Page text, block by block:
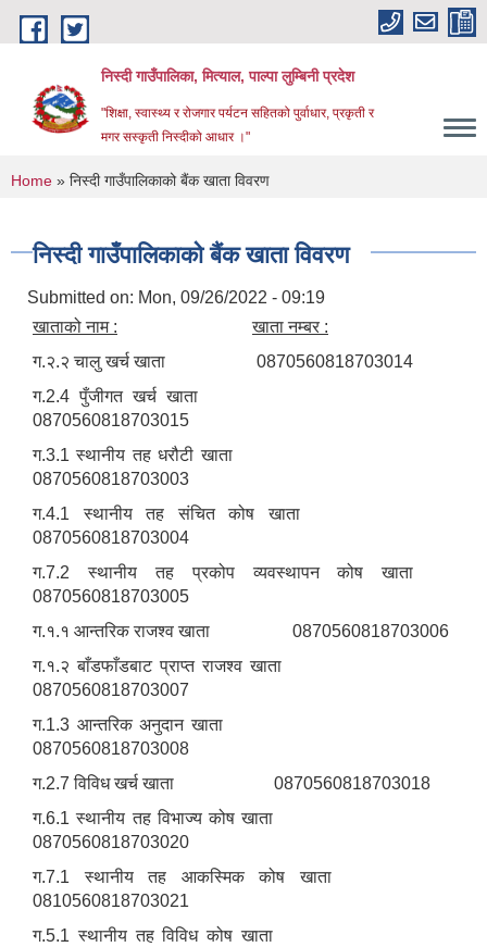
Skip to main content
निस्दी गाउँपालिका, मित्याल, पाल्पा लुम्बिनी प्रदेश
"शिक्षा, स्वास्थ्य र रोजगार पर्यटन सहितको पुर्वाधार, प्रकृती र
मगर सस्कृती निस्दीको आधार ।"
You are here
Home » निस्दी गाउँपालिकाको बैंक खाता विवरण
निस्दी गाउँपालिकाको बैंक खाता विवरण
Submitted on: Mon, 09/26/2022 - 09:19
खाताको नाम : खाता नम्बर :
ग.२.२ चालु खर्च खाता 0870560818703014
ग.2.4 पुँजीगत खर्च खाता
0870560818703015
ग.3.1 स्थानीय तह धरौटी खाता
0870560818703003
ग.4.1 स्थानीय तह संचित कोष खाता
0870560818703004
ग.7.2 स्थानीय तह प्रकोप व्यवस्थापन कोष खाता
0870560818703005
ग.१.१ आन्तरिक राजश्व खाता 0870560818703006
ग.१.२ बाँडफाँडबाट प्राप्त राजश्व खाता
0870560818703007
ग.1.3 आन्तरिक अनुदान खाता
0870560818703008
ग.2.7 विविध खर्च खाता 0870560818703018
ग.6.1 स्थानीय तह विभाज्य कोष खाता
0870560818703020
ग.7.1 स्थानीय तह आकस्मिक कोष खाता
0810560818703021
ग.5.1 स्थानीय तह विविध कोष खाता